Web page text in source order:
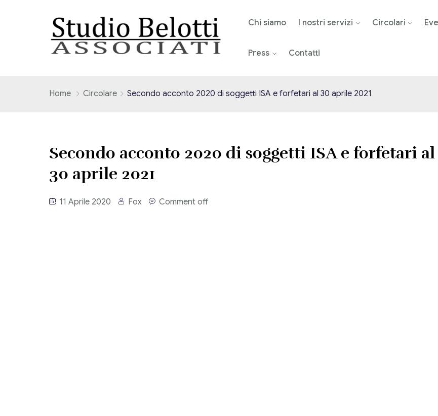
Chi siamo I nostri servizi Circolari
Press Contatti
Home Circolare Secondo acconto 2020 di soggetti ISA e forfetari al 30 aprile 2021
Secondo acconto 2020 di soggetti ISA e forfetari al
30 aprile 2021
11 Aprile 2020 Fox Comment off